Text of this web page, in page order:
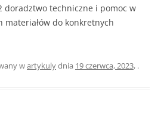
doradztwo techniczne i pomoc w
do konkretnych
wartykulydnia 19 czerwca, 2023, .